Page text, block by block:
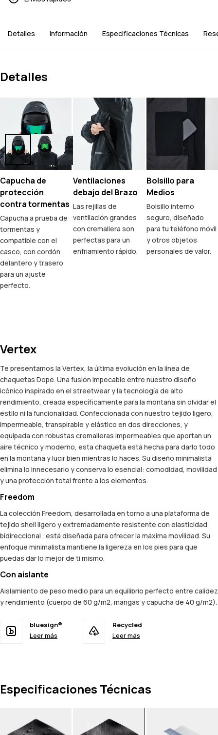
Detalles Información Especificaciones Técnicas
Detalles
Capucha de
protección
contra tormentas
Capucha a prueba de
tormentas y
compatible con el
casco, con cordón
delantero y trasero
para un ajuste
perfecto.
Ventilaciones
debajo del Brazo
Las rejillas de
ventilación grandes
con cremallera son
perfectas para un
enfriamiento rápido.
Bolsillo para
Medios
Bolsillo interno
seguro, diseñado
para tu teléfono móvil
y otros objetos
personales de valor.
Vertex
Te presentamos la Vertex, la última evolución en la línea de
chaquetas Dope. Una fusión impecable entre nuestro diseño
icónico inspirado en el streetwear y la tecnología de alto
rendimiento, creada específicamente para la montaña sin olvidar el
estilo ni la funcionalidad. Confeccionada con nuestro tejido ligero,
impermeable, transpirable y elástico en dos direcciones, y
equipada con robustas cremalleras impermeables que aportan un
aire técnico y moderno, esta chaqueta está hecha para darlo todo
en la montaña y lucir bien mientras lo haces. Su diseño minimalista
elimina lo innecesario y conserva lo esencial: comodidad, movilidad
y una protección total frente a los elementos.
Freedom
La colección Freedom, desarrollada en torno a una plataforma de
tejido shell ligero y extremadamente resistente con elasticidad
bidireccional , está diseñada para ofrecer la máxima movilidad. Su
enfoque minimalista mantiene la ligereza en los pies para que
puedas dar lo mejor de ti mismo.
Con aislante
Aislamiento de peso medio para un equilibrio perfecto entre calidez
y rendimiento (cuerpo de 60 g/m2, mangas y capucha de 40 g/m2).
bluesign®
Leer más
Recycled
Leer más
Especificaciones Técnicas